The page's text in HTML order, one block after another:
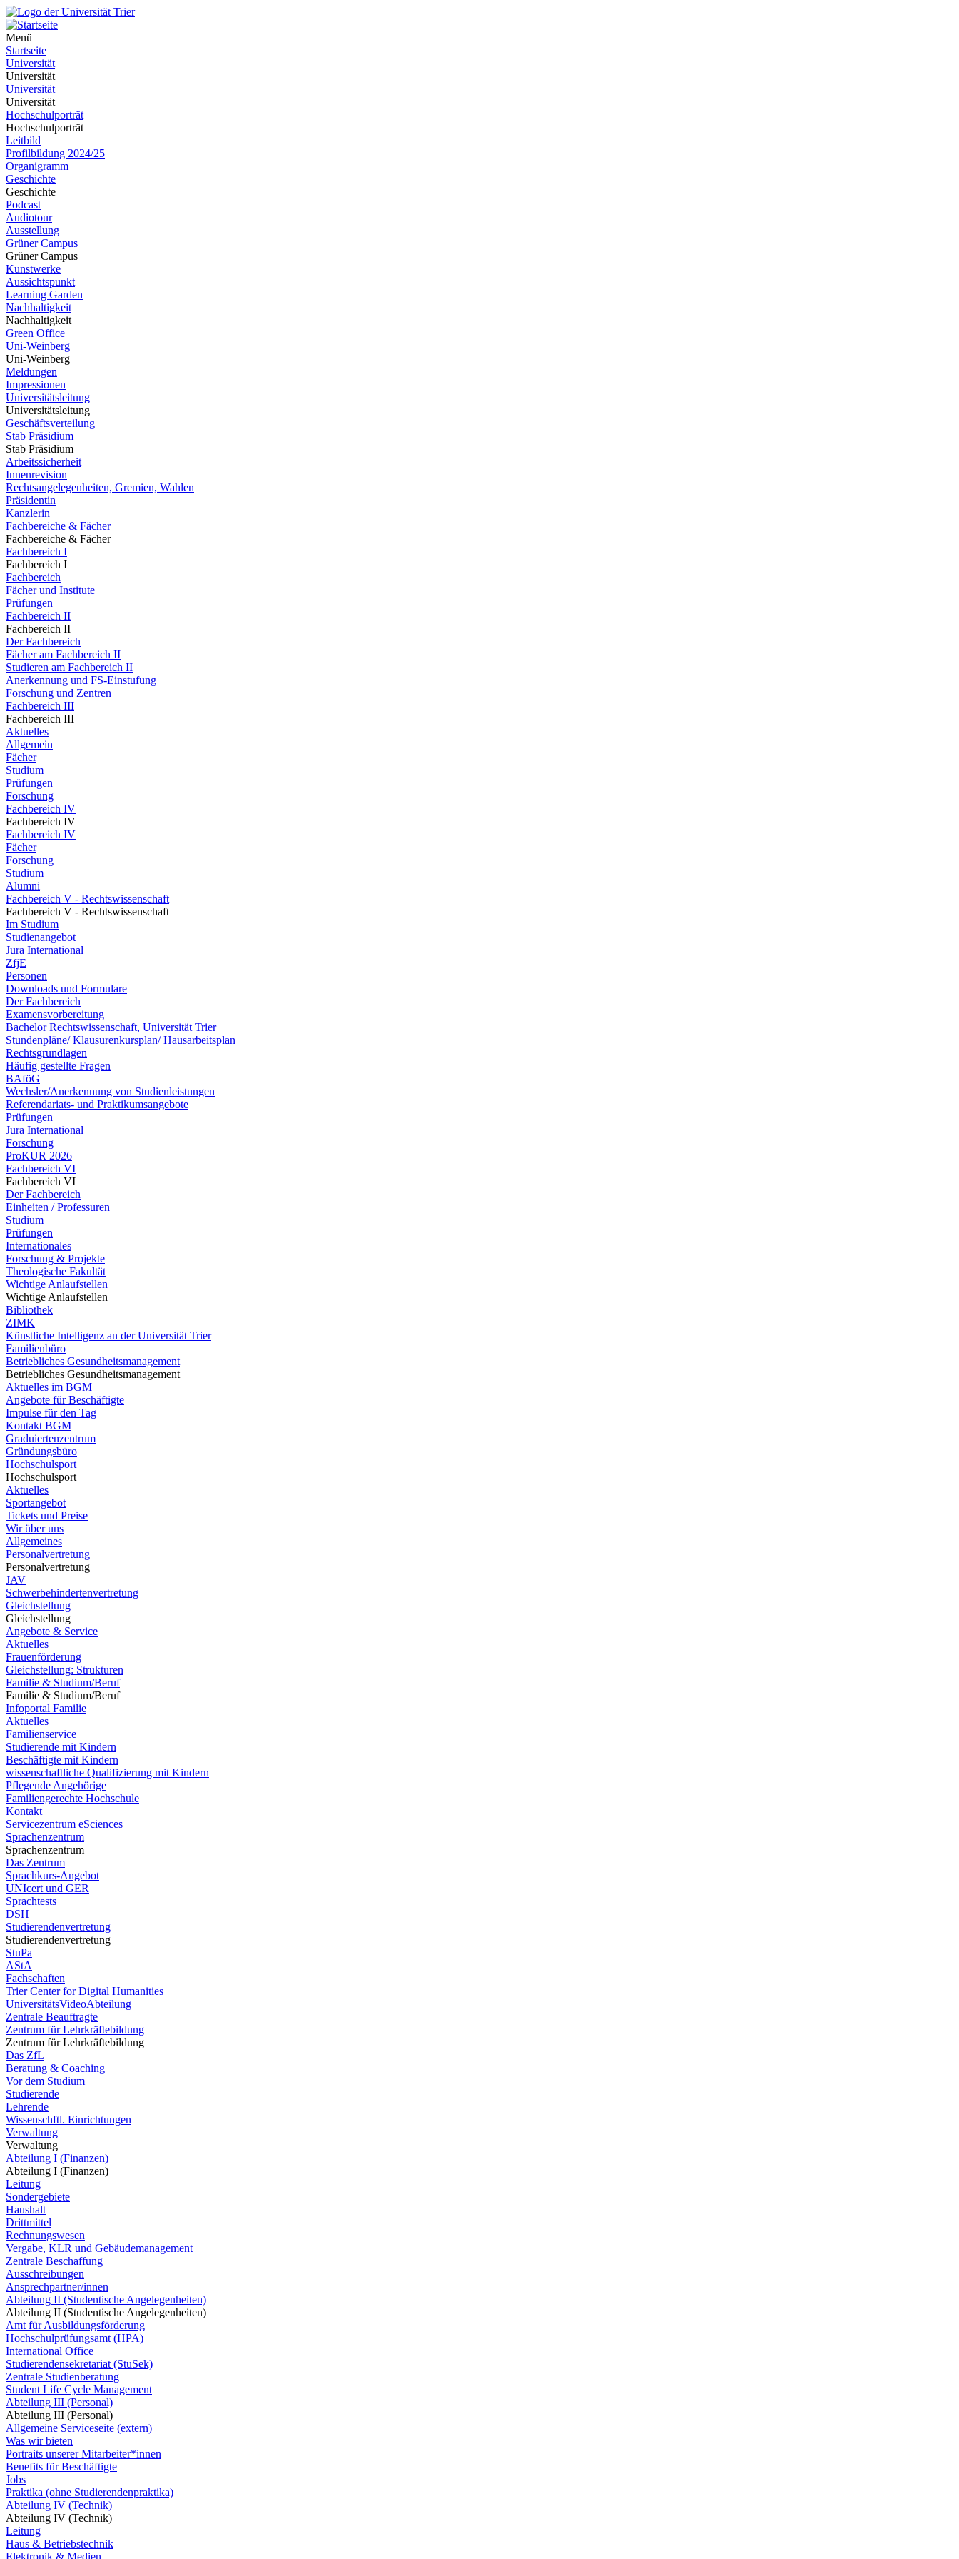
Menü
Startseite
Universität
Universität
Universität
Universität
Hochschulporträt
Hochschulporträt
Leitbild
Profilbildung 2024/25
Organigramm
Geschichte
Geschichte
Podcast
Audiotour
Ausstellung
Grüner Campus
Grüner Campus
Kunstwerke
Aussichtspunkt
Learning Garden
Nachhaltigkeit
Nachhaltigkeit
Green Office
Uni-Weinberg
Uni-Weinberg
Meldungen
Impressionen
Universitätsleitung
Universitätsleitung
Geschäftsverteilung
Stab Präsidium
Stab Präsidium
Arbeitssicherheit
Innenrevision
Rechtsangelegenheiten, Gremien, Wahlen
Präsidentin
Kanzlerin
Fachbereiche & Fächer
Fachbereiche & Fächer
Fachbereich I
Fachbereich I
Fachbereich
Fächer und Institute
Prüfungen
Fachbereich II
Fachbereich II
Der Fachbereich
Fächer am Fachbereich II
Studieren am Fachbereich II
Anerkennung und FS-Einstufung
Forschung und Zentren
Fachbereich III
Fachbereich III
Aktuelles
Allgemein
Fächer
Studium
Prüfungen
Forschung
Fachbereich IV
Fachbereich IV
Fachbereich IV
Fächer
Forschung
Studium
Alumni
Fachbereich V - Rechtswissenschaft
Fachbereich V - Rechtswissenschaft
Im Studium
Studienangebot
Jura International
ZfjE
Personen
Downloads und Formulare
Der Fachbereich
Examensvorbereitung
Bachelor Rechtswissenschaft, Universität Trier
Stundenpläne/ Klausurenkursplan/ Hausarbeitsplan
Rechtsgrundlagen
Häufig gestellte Fragen
BAföG
Wechsler/Anerkennung von Studienleistungen
Referendariats- und Praktikumsangebote
Prüfungen
Jura International
Forschung
ProKUR 2026
Fachbereich VI
Fachbereich VI
Der Fachbereich
Einheiten / Professuren
Studium
Prüfungen
Internationales
Forschung & Projekte
Theologische Fakultät
Wichtige Anlaufstellen
Wichtige Anlaufstellen
Bibliothek
ZIMK
Künstliche Intelligenz an der Universität Trier
Familienbüro
Betriebliches Gesundheitsmanagement
Betriebliches Gesundheitsmanagement
Aktuelles im BGM
Angebote für Beschäftigte
Impulse für den Tag
Kontakt BGM
Graduiertenzentrum
Gründungsbüro
Hochschulsport
Hochschulsport
Aktuelles
Sportangebot
Tickets und Preise
Wir über uns
Allgemeines
Personalvertretung
Personalvertretung
JAV
Schwerbehindertenvertretung
Gleichstellung
Gleichstellung
Angebote & Service
Aktuelles
Frauenförderung
Gleichstellung: Strukturen
Familie & Studium/Beruf
Familie & Studium/Beruf
Infoportal Familie
Aktuelles
Familienservice
Studierende mit Kindern
Beschäftigte mit Kindern
wissenschaftliche Qualifizierung mit Kindern
Pflegende Angehörige
Familiengerechte Hochschule
Kontakt
Servicezentrum eSciences
Sprachenzentrum
Sprachenzentrum
Das Zentrum
Sprachkurs-Angebot
UNIcert und GER
Sprachtests
DSH
Studierendenvertretung
Studierendenvertretung
StuPa
AStA
Fachschaften
Trier Center for Digital Humanities
UniversitätsVideoAbteilung
Zentrale Beauftragte
Zentrum für Lehrkräftebildung
Zentrum für Lehrkräftebildung
Das ZfL
Beratung & Coaching
Vor dem Studium
Studierende
Lehrende
Wissenschftl. Einrichtungen
Verwaltung
Verwaltung
Abteilung I (Finanzen)
Abteilung I (Finanzen)
Leitung
Sondergebiete
Haushalt
Drittmittel
Rechnungswesen
Vergabe, KLR und Gebäudemanagement
Zentrale Beschaffung
Ausschreibungen
Ansprechpartner/innen
Abteilung II (Studentische Angelegenheiten)
Abteilung II (Studentische Angelegenheiten)
Amt für Ausbildungsförderung
Hochschulprüfungsamt (HPA)
International Office
Studierendensekretariat (StuSek)
Zentrale Studienberatung
Student Life Cycle Management
Abteilung III (Personal)
Abteilung III (Personal)
Allgemeine Serviceseite (extern)
Was wir bieten
Portraits unserer Mitarbeiter*innen
Benefits für Beschäftigte
Jobs
Praktika (ohne Studierendenpraktika)
Abteilung IV (Technik)
Abteilung IV (Technik)
Leitung
Haus & Betriebstechnik
Elektronik & Medien